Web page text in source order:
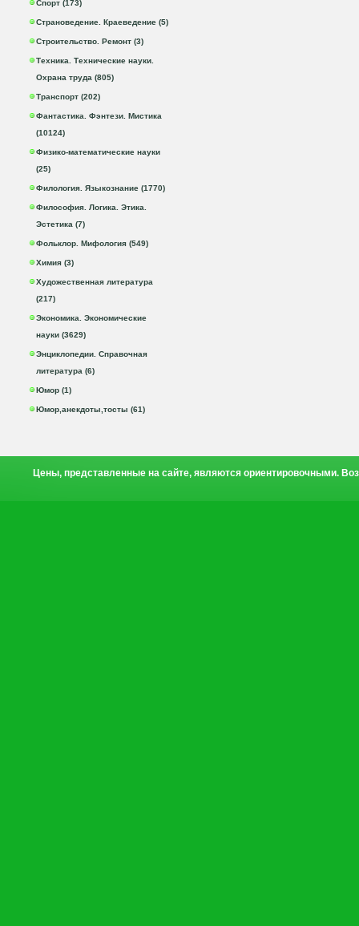
Спорт (173)
Страноведение. Краеведение (5)
Строительство. Ремонт (3)
Техника. Технические науки.
Охрана труда (805)
Транспорт (202)
Фантастика. Фэнтези. Мистика
(10124)
Физико-математические науки
(25)
Филология. Языкознание (1770)
Философия. Логика. Этика.
Эстетика (7)
Фольклор. Мифология (549)
Химия (3)
Художественная литература
(217)
Экономика. Экономические
науки (3629)
Энциклопедии. Справочная
литература (6)
Юмор (1)
Юмор,анекдоты,тосты (61)
Цены, представленные на сайте, являются ориентировочными.